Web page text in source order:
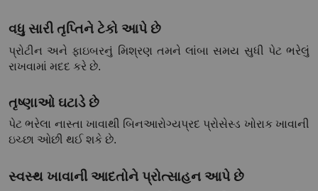
વધુ સારી તૃપ્તિને ટેકો આપે છે
પ્રોટીન અને ફાઇબરનું મિશ્રણ તમને લાંબા સમય સુધી પેટ ભરેલું
રાખવામાં મદદ કરે છે.
તૃષ્ણાઓ ઘટાડે છે
પેટ ભરેલા નાસ્તા ખાવાથી બિનઆરોગ્યપ્રદ પ્રોસેસ્ડ ખોરાક ખાવાની
ઇચ્છા ઓછી થઈ શકે છે.
સ્વસ્થ ખાવાની આદતોને પ્રોત્સાહન આપે છે